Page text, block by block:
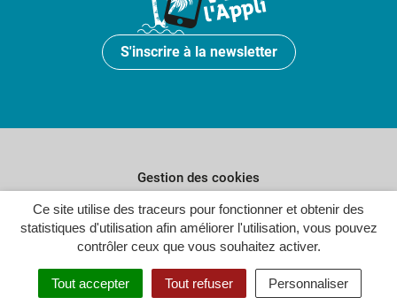
Ce site utilise des traceurs pour fonctionner et obtenir des
statistiques d'utilisation afin améliorer l'utilisation, vous pouvez
contrôler ceux que vous souhaitez activer.
Tout accepter Tout refuser Personnaliser
S'inscrire à la newsletter
Gestion des cookies
Plan du site
Politique de confidentialité
Crédits